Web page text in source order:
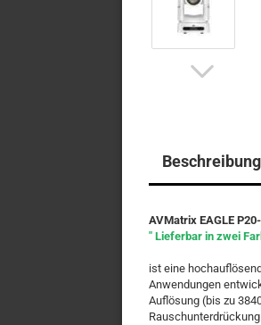
Beschreibung
AVMatrix EAGLE
" Lieferbar in zwei
ist eine
Anwendungen
Auflösung (bis zu